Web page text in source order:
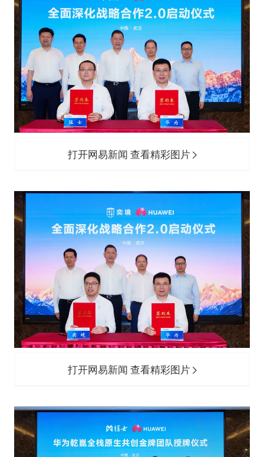
奋进开新局 实干挑大梁
打开网易新闻 查看精彩图片
打开网易新闻 查看精彩图片